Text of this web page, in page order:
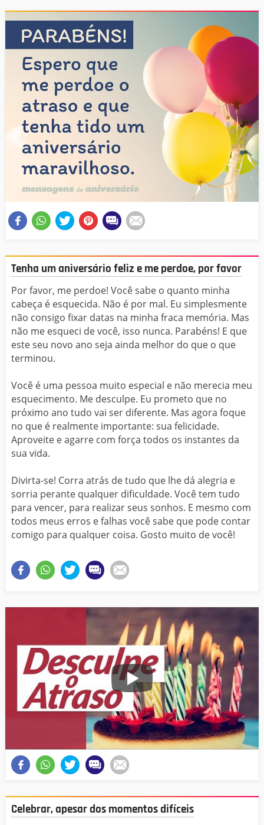
Tenha um aniversário feliz e me perdoe, por favor
Por favor, me perdoe! Você sabe o quanto minha
cabeça é esquecida. Não é por mal. Eu simplesmente
não consigo fixar datas na minha fraca memória. Mas
não me esqueci de você, isso nunca. Parabéns! E que
este seu novo ano seja ainda melhor do que o que
terminou.
Você é uma pessoa muito especial e não merecia meu
esquecimento. Me desculpe. Eu prometo que no
próximo ano tudo vai ser diferente. Mas agora foque
no que é realmente importante: sua felicidade.
Aproveite e agarre com força todos os instantes da
sua vida.
Divirta-se! Corra atrás de tudo que lhe dá alegria e
sorria perante qualquer dificuldade. Você tem tudo
para vencer, para realizar seus sonhos. E mesmo com
todos meus erros e falhas você sabe que pode contar
comigo para qualquer coisa. Gosto muito de você!
Celebrar, apesar dos momentos difíceis